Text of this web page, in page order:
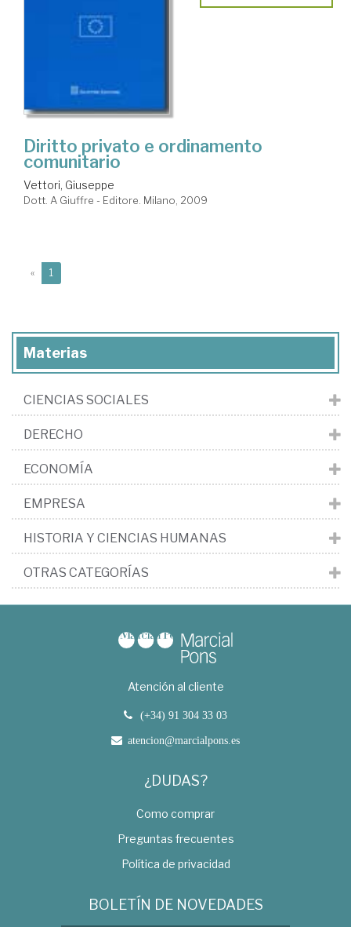
Diritto privato e ordinamento
comunitario
Vettori, Giuseppe
Dott. A Giuffre - Editore. Milano, 2009
« 1
Materias
CIENCIAS SOCIALES
DERECHO
ECONOMÍA
EMPRESA
HISTORIA Y CIENCIAS HUMANAS
OTRAS CATEGORÍAS
Atención al cliente
(+34) 91 304 33 03
atencion@marcialpons.es
¿DUDAS?
Como comprar
Preguntas frecuentes
Política de privacidad
BOLETÍN DE NOVEDADES